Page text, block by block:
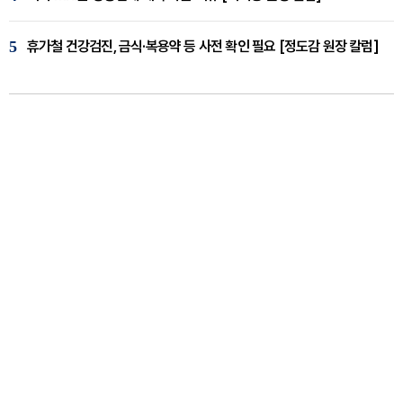
5 휴가철 건강검진, 금식·복용약 등 사전 확인 필요 [정도감 원장 칼럼]